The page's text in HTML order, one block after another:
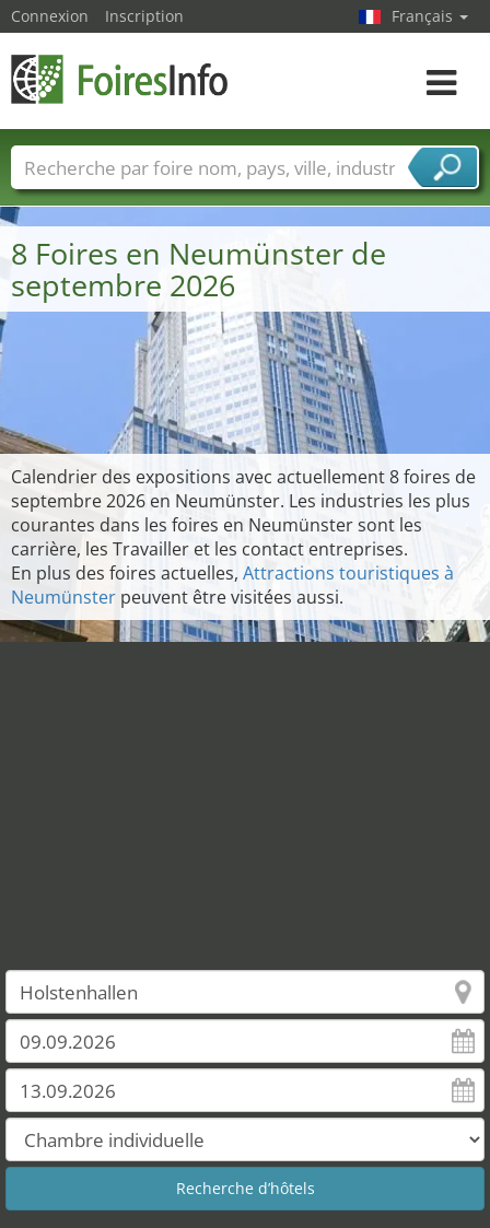
8 Foires en Neumünster de
septembre 2026
Calendrier des expositions avec actuellement 8 foires de
septembre 2026 en Neumünster. Les industries les plus
courantes dans les foires en Neumünster sont les
carrière, les Travailler et les contact entreprises.
En plus des foires actuelles, Attractions touristiques à
Neumünster peuvent être visitées aussi.
Connexion Inscription Français
Toggle
Foire noms Pays Villes
Secteurs de foire
Secteurs du fournisseur de services